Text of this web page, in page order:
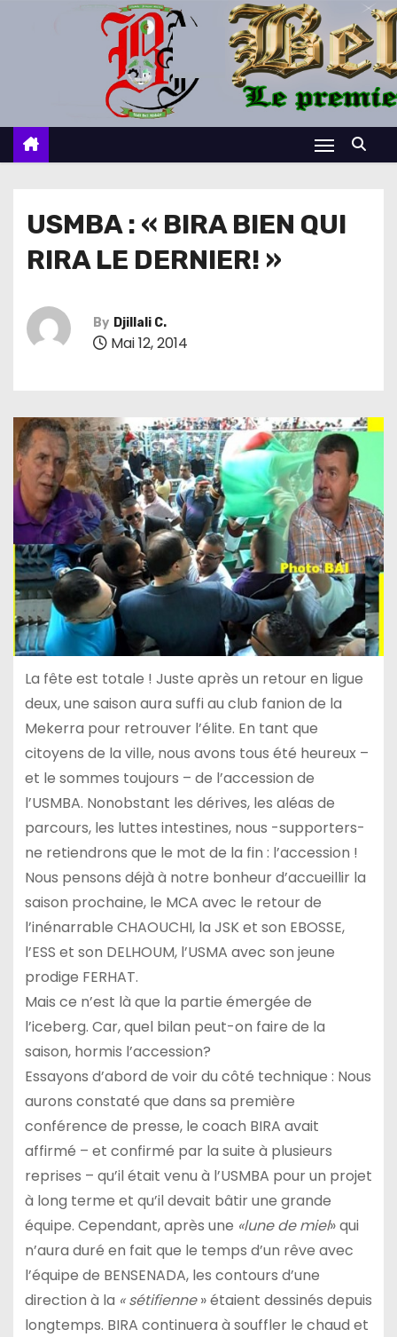
c
USMBA : « BIRA BIEN QUI
RIRA LE DERNIER! »
By Djillali C.
Mai 12, 2014
La fête est totale ! Juste après un retour en ligue
deux, une saison aura suffi au club fanion de la
Mekerra pour retrouver l’élite. En tant que
citoyens de la ville, nous avons tous été heureux –
et le sommes toujours – de l’accession de
l’USMBA. Nonobstant les dérives, les aléas de
parcours, les luttes intestines, nous -supporters-
ne retiendrons que le mot de la fin : l’accession !
Nous pensons déjà à notre bonheur d’accueillir la
saison prochaine, le MCA avec le retour de
l’inénarrable CHAOUCHI, la JSK et son EBOSSE,
l’ESS et son DELHOUM, l’USMA avec son jeune
prodige FERHAT.
Mais ce n’est là que la partie émergée de
l’iceberg. Car, quel bilan peut-on faire de la
saison, hormis l’accession?
Essayons d’abord de voir du côté technique : Nous
aurons constaté que dans sa première
conférence de presse, le coach BIRA avait
affirmé – et confirmé par la suite à plusieurs
reprises – qu’il était venu à l’USMBA pour un projet
à long terme et qu’il devait bâtir une grande
équipe. Cependant, après une «lune de miel» qui
n’aura duré en fait que le temps d’un rêve avec
l’équipe de BENSENADA, les contours d’une
direction à la « sétifienne» étaient dessinés depuis
longtemps. BIRA continuera à souffler le chaud et